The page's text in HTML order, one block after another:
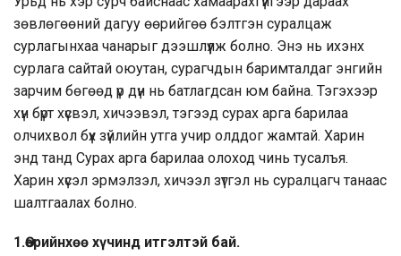
зөвлөгөөний дагуу өөрийгөө бэлтгэн суралцаж
сурлагынхаа чанарыг дээшлүүлж болно. Энэ нь ихэнх
сурлага сайтай оюутан, сурагчдын баримталдаг энгийн
зарчим бөгөөд үр дүн нь батлагдсан юм байна. Тэгэхээр
хүн бүрт хүсвэл, хичээвэл, тэгээд сурах арга барилаа
олчихвол бүх зүйлийн утга учир олддог жамтай. Харин
энд танд Сурах арга барилаа олоход чинь тусалъя.
Харин хүсэл эрмэлзэл, хичээл зүтгэл нь суралцагч танаас
шалтгаалах болно.
1.Өөрийнхөө хүчинд итгэлтэй бай.